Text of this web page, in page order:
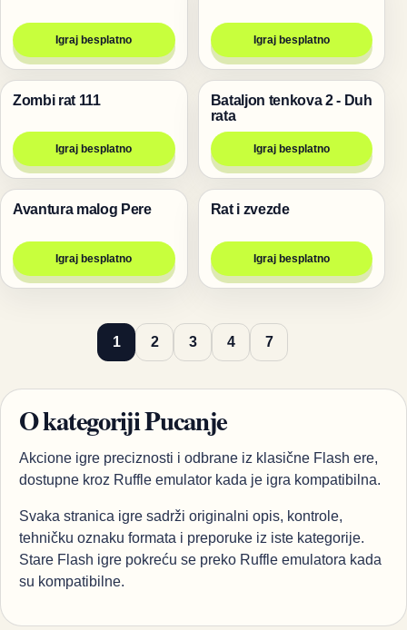
Igraj besplatno Igraj besplatno
Pucanje
Zombi rat 111
Igraj besplatno
Pucanje
Bataljon tenkova 2 - Duh
rata
Igraj besplatno
Pucanje
Avantura malog Pere
Igraj besplatno
Pucanje
Rat i zvezde
Igraj besplatno
1 2 3 4 7
O kategoriji Pucanje
Akcione igre preciznosti i odbrane iz klasične Flash ere,
dostupne kroz Ruffle emulator kada je igra kompatibilna.
Svaka stranica igre sadrži originalni opis, kontrole,
tehničku oznaku formata i preporuke iz iste kategorije.
Stare Flash igre pokreću se preko Ruffle emulatora kada
su kompatibilne.